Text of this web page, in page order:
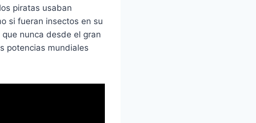
piratas usaban
si fueran insectos en su
nunca desde el gran
potencias mundiales